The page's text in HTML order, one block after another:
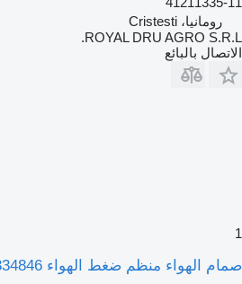
رومانيا، Cristesti
ROYAL DRU AGRO S.R.L.
الاتصال بالبائع
1
صمام الهواء منظم ضغط الهواء 1334846 لـ الشاحنات IVECO